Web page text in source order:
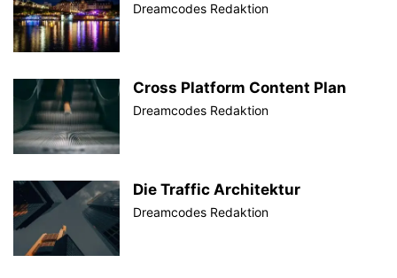
Dreamcodes Redaktion
Cross Platform Content Plan
Dreamcodes Redaktion
Die Traffic Architektur
Dreamcodes Redaktion